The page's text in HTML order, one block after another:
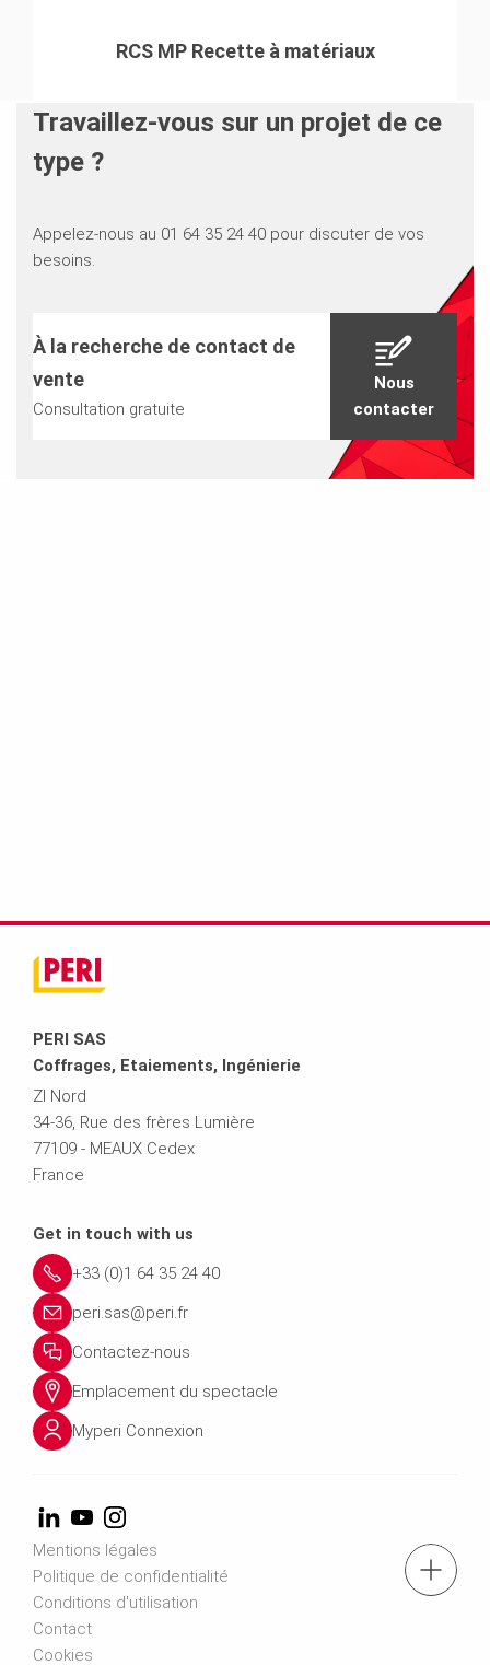
Tél.: +33 (0)1 64 35 24 40
RCS MP Recette à matériaux
Travaillez-vous sur un projet de ce
type ?
Appelez-nous au 01 64 35 24 40 pour discuter de vos
besoins.
À la recherche de contact de
vente
Consultation gratuite
Nous
contacter
PERI SAS
Coffrages, Etaiements, Ingénierie
ZI Nord
34-36, Rue des frères Lumière
77109 - MEAUX Cedex
France
Get in touch with us
+33 (0)1 64 35 24 40
peri.sas@peri.fr
Contactez-nous
Emplacement du spectacle
Myperi Connexion
Mentions légales
Politique de confidentialité
Conditions d'utilisation
Contact
Cookies